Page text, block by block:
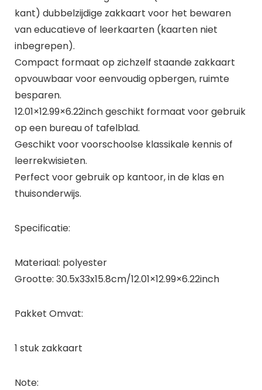
kant) dubbelzijdige zakkaart voor het bewaren
van educatieve of leerkaarten (kaarten niet
inbegrepen).
Compact formaat op zichzelf staande zakkaart
opvouwbaar voor eenvoudig opbergen, ruimte
besparen.
12.01×12.99×6.22inch geschikt formaat voor gebruik
op een bureau of tafelblad.
Geschikt voor voorschoolse klassikale kennis of
leerrekwisieten.
Perfect voor gebruik op kantoor, in de klas en
thuisonderwijs.
Specificatie:
Materiaal: polyester
Grootte: 30.5x33x15.8cm/12.01×12.99×6.22inch
Pakket Omvat:
1 stuk zakkaart
Note: